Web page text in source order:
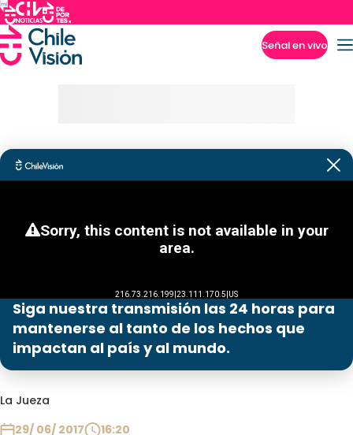
Señal en vivo
Siga nuestra transmisión las 24 horas para
mantenerse al tanto de los hechos que
impactan al país y al mundo.
La Jueza
29/ 06/ 2017
16:20
Programas
Club De La Comedia
Contigo en Directo